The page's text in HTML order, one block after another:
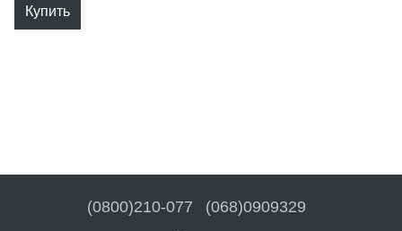
Купить
(0800)210-077 (068)0909329